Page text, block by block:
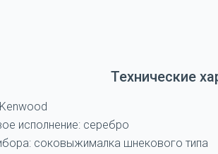
Технические
исполнение: серебро
соковыжималка шнекового типа